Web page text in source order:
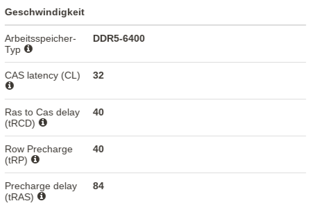
Geschwindigkeit
Arbeitsspeicher-
Typ
DDR5-6400
CAS latency (CL) 32
Ras to Cas delay
(tRCD)
40
Row Precharge
(tRP)
40
Precharge delay
(tRAS)
84